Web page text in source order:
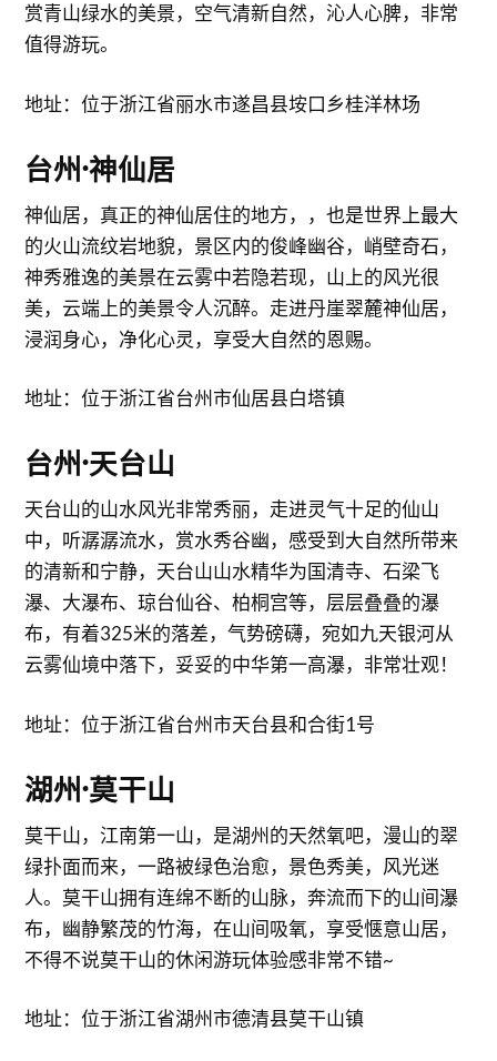
赏青山绿水的美景，空气清新自然，沁人心脾，非常
值得游玩。
地址：位于浙江省丽水市遂昌县垵口乡桂洋林场
台州·神仙居
神仙居，真正的神仙居住的地方，，也是世界上最大
的火山流纹岩地貌，景区内的俊峰幽谷，峭壁奇石，
神秀雅逸的美景在云雾中若隐若现，山上的风光很
美，云端上的美景令人沉醉。走进丹崖翠麓神仙居，
浸润身心，净化心灵，享受大自然的恩赐。
地址：位于浙江省台州市仙居县白塔镇
台州·天台山
天台山的山水风光非常秀丽，走进灵气十足的仙山
中，听潺潺流水，赏水秀谷幽，感受到大自然所带来
的清新和宁静，天台山山水精华为国清寺、石梁飞
瀑、大瀑布、琼台仙谷、柏桐宫等，层层叠叠的瀑
布，有着325米的落差，气势磅礴，宛如九天银河从
云雾仙境中落下，妥妥的中华第一高瀑，非常壮观！
地址：位于浙江省台州市天台县和合街1号
湖州·莫干山
莫干山，江南第一山，是湖州的天然氧吧，漫山的翠
绿扑面而来，一路被绿色治愈，景色秀美，风光迷
人。莫干山拥有连绵不断的山脉，奔流而下的山间瀑
布，幽静繁茂的竹海，在山间吸氧，享受惬意山居，
不得不说莫干山的休闲游玩体验感非常不错~
地址：位于浙江省湖州市德清县莫干山镇